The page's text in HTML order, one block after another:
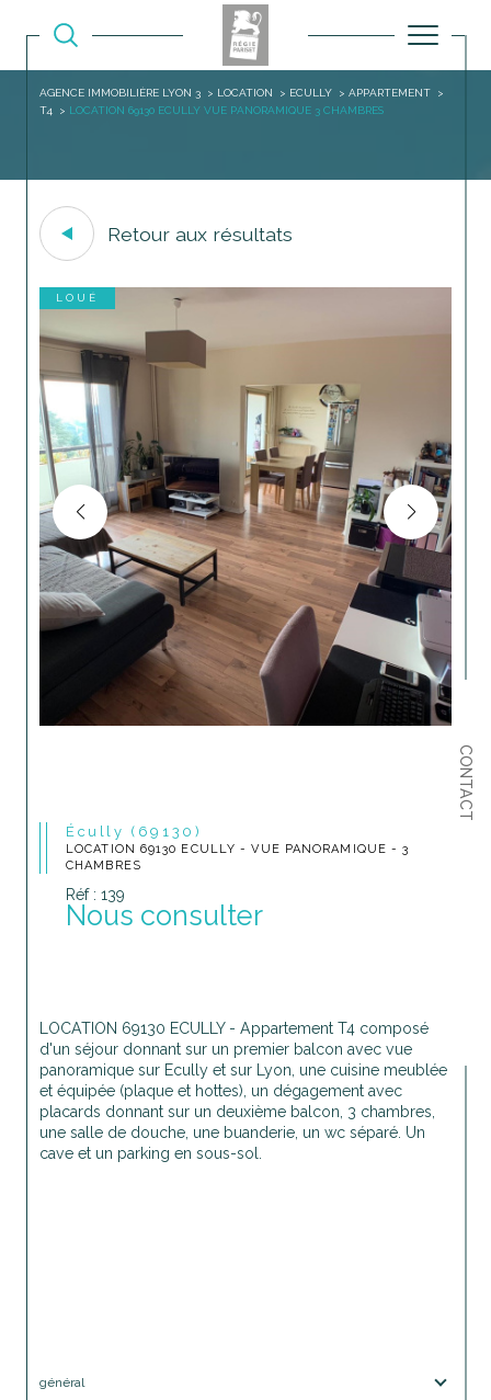
CONTACT
AGENCE IMMOBILIÈRE LYON 3 LOCATION ECULLY
APPARTEMENT
T4
LOCATION 69130 ECULLY VUE PANORAMIQUE 3 CHAMBRES
Retour aux résultats
LOUÉ
Écully (69130)
LOCATION 69130 ECULLY - VUE PANORAMIQUE - 3
CHAMBRES
Réf : 139
Nous consulter
LOCATION 69130 ECULLY - Appartement T4 composé
d'un séjour donnant sur un premier balcon avec vue
panoramique sur Ecully et sur Lyon, une cuisine meublée
et équipée (plaque et hottes), un dégagement avec
placards donnant sur un deuxième balcon, 3 chambres,
une salle de douche, une buanderie, un wc séparé. Un
cave et un parking en sous-sol.
général